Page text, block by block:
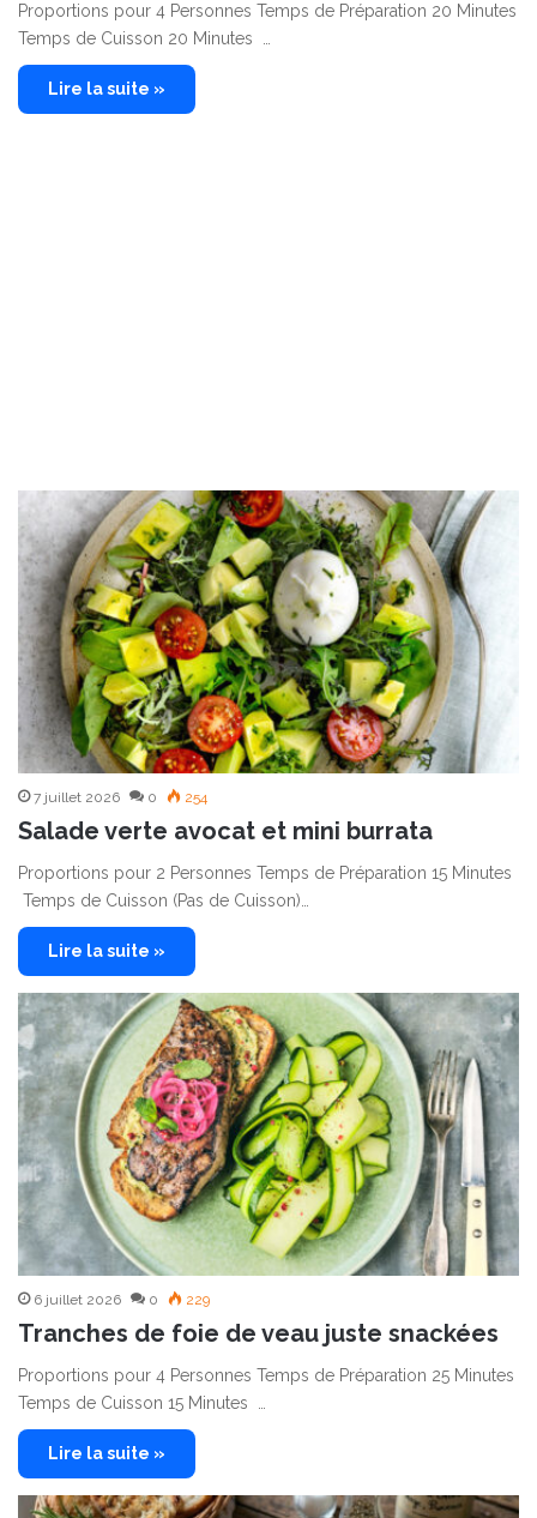
Proportions pour 4 Personnes Temps de Préparation 20 Minutes
Temps de Cuisson 20 Minutes …
Lire la suite »
7 juillet 2026 0 254
Salade verte avocat et mini burrata
Proportions pour 2 Personnes Temps de Préparation 15 Minutes
Temps de Cuisson (Pas de Cuisson)…
Lire la suite »
6 juillet 2026 0 229
Tranches de foie de veau juste snackées
Proportions pour 4 Personnes Temps de Préparation 25 Minutes
Temps de Cuisson 15 Minutes …
Lire la suite »